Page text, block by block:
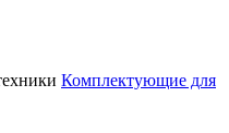
Комплектующие для